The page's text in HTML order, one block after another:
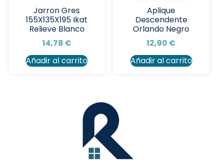
Jarron Gres
155X135X195 Ikat
Relieve Blanco
14,78 €
Añadir al carrito
Aplique
Descendente
Orlando Negro
12,90 €
Añadir al carrito